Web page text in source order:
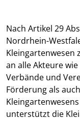
Nach Artikel 29
Nordrhein-
Kleingartenwesen
an alle Akteure
Verbände und
Förderung als
unterstützt die